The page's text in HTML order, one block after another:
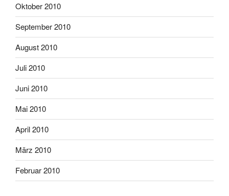
Oktober 2010
September 2010
August 2010
Juli 2010
Juni 2010
Mai 2010
April 2010
März 2010
Februar 2010